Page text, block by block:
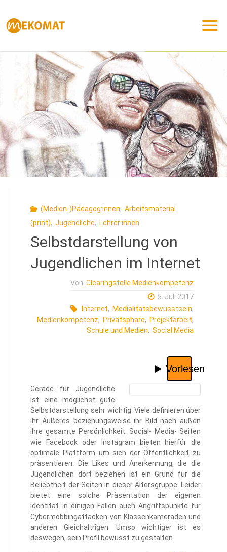
Inhalt
springen
(Medien-)Pädagog:innen, Arbeitsmaterial
(print), Jugendliche, Lehrer:innen
Selbstdarstellung von
Jugendlichen im Internet
Von Clearingstelle Medienkompetenz
5. Juli 2017
Internet, Medialitätsbewusstsein,
Medienkompetenz, Privatsphäre, Projektarbeit,
Schule und Medien, Social Media
Gerade für Jugendliche
ist eine möglichst gute
Selbstdarstellung sehr wichtig. Viele definieren über
ihr Äußeres beziehungsweise ihr Bild nach außen
ihre gesamte Persönlichkeit. Social- Media- Seiten
wie Facebook oder Instagram bieten hierfür die
optimale Plattform um sich der Öffentlichkeit zu
präsentieren. Die Likes und Anerkennung, die die
Jugendlichen dort beziehen ist ein Grund für die
Beliebtheit der Seiten in dieser Altersgruppe. Leider
bietet eine solche Präsentation der eigenen
Identität in einigen Fällen auch Angriffspunkte für
Cybermobbingattacken von Klassenkameraden und
anderen Gleichaltrigen. Umso wichtiger ist es
deswegen, sein Profil bewusst zu gestalten.